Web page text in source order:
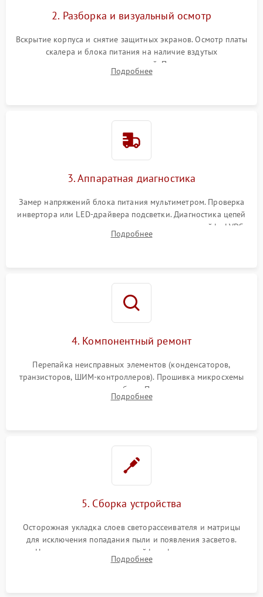
защиты от замыкания
1000 ₽ Подробнее →
1000 ₽
Поломка системы защиты
2. Разборка и визуальный осмотр
Вскрытие корпуса и снятие защитных экранов. Осмотр платы
скалера и блока питания на наличие вздутых
конденсаторов, прогаров, окислений. Проверка надежности
контактов и целостности шлейфов матрицы.
Подробнее
3. Аппаратная диагностика
Замер напряжений блока питания мультиметром. Проверка
инвертора или LED-драйвера подсветки. Диагностика цепей
питания скалера и тестирование сигналов на шлейфе LVDS
Подробнее
4. Компонентный ремонт
Перепайка неисправных элементов (конденсаторов,
транзисторов, ШИМ-контроллеров). Прошивка микросхемы
памяти при программных сбоях. При поломке подсветки —
разборка матрицы и замена выгоревших светодиодов.
Подробнее
5. Сборка устройства
Осторожная укладка слоев светорассеивателя и матрицы
для исключения попадания пыли и появления засветов.
Надежное подключение шлейфов, фиксация плат и
аккуратное защелкивание пластикового корпуса монитора.
Подробнее